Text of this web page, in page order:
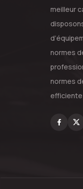
meilleur
normes
normes